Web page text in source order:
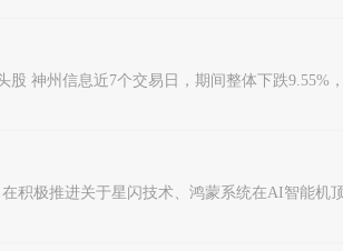
神州信息近7个交易日，期间整体下跌9.55%
极推进关于星闪技术、鸿蒙系统在AI智能机